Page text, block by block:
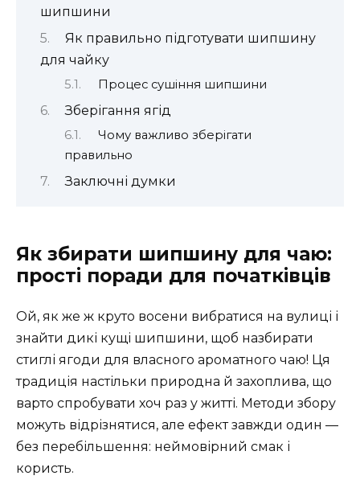
шипшини
Як правильно підготувати шипшину
для чайку
Процес сушіння шипшини
Зберігання ягід
Чому важливо зберігати
правильно
Заключні думки
Як збирати шипшину для чаю:
прості поради для початківців
Ой, як же ж круто восени вибратися на вулиці і
знайти дикі кущі шипшини, щоб назбирати
стиглі ягоди для власного ароматного чаю! Ця
традиція настільки природна й захоплива, що
варто спробувати хоч раз у житті. Методи збору
можуть відрізнятися, але ефект завжди один —
без перебільшення: неймовірний смак і
користь.